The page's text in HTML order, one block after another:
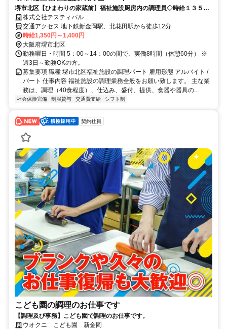
堺市北区【ひまわりの家蔵前】福祉施設厨房内の調理員◇時給１３５０
円～◇車・バイク通勤可
株式会社テスティパル
交通アクセス 地下鉄新金岡駅、北花田駅から徒歩12分
時給1,350円～1,400円
大阪府堺市北区
勤務曜日・時間 5：00～14：00の間で、実働8時間（休憩60分） ※
週3日～勤務OKの方。
募集要項 職種 堺市北区福祉施設の調理パート 雇用形態 アルバイト /
パート 仕事内容 福祉施設の調理業務全般をお願い致します。 主な業
務は、調理（40食程度）、仕込み、盛付、提供、食器や器具の...
社会保険完備 制服貸与 交通費支給 シフト制
契約社員
こども園の調理のお仕事です
【調理及び事務】こども園で調理のお仕事です。
ウオクニ こども園 新金岡